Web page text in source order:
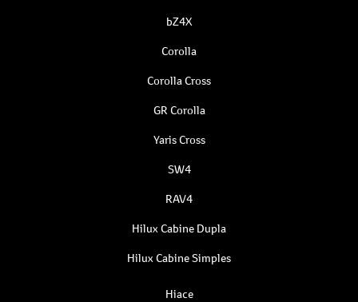
bZ4X
Corolla
Corolla Cross
GR Corolla
Yaris Cross
SW4
RAV4
Hilux Cabine Dupla
Hilux Cabine Simples
Hiace